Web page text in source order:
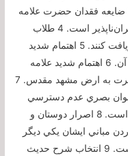
ايشان. 2 نحوۀ تشكيل جلسه و تعداد آن. 3 ضايعه فقدان حضرت علامه
طهرانی قدس اللَه نفسه و علوم ايشان جبران‌ناپذير است. 4 طلاب
علوم ديني بايد حقائق را از علماء ربّاني دريافت كنند. 5 اهتمام شديد
حضرت علامه طهراني در امر تبليغ و ثمرۀ آن. 6 اهتمام شديد علامه
طهراني در تدوين كتب پس از انقلاب و هجرت به ارض مشهد مقدس. 7
بصري عدم دسترسي
شاگردان حضرت علامه طهرانی به ايشان است. 8 اصرار دوستان و
مباني ایشان يكي ديگر
از علل تشكيل جلسۀ عنوان بصري بوده است. 9 انتخاب شرح حديث